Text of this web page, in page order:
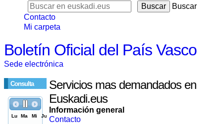
Buscar
Contacto
Mi carpeta
Boletín Oficial del País Vasco
Sede electrónica
Consulta
Servicios mas demandados en
Euskadi.eus
Información general
Contacto